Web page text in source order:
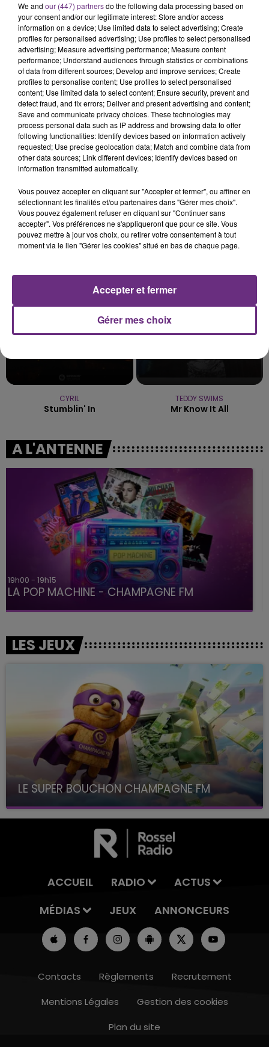
15h00 - 19h00
LA CENTRALE NUCLÉAIRE DE CHOOZ
TOUJOURS À L'ARRÊT
Cela fait déjà une semaine que la centrale
nucléaire ardennaise est à l'arrêt. Une situation
justifiée par la sécheresse intense qui est toujours
présente.
TITRES DIFFUSÉS
11h42
11h42
CARLY RAE JEPSEN
Call Me Maybe
11h39
11h39
ZAHO & MC SOLAAR
Comme Caroline
11h36
11h36
CYRIL
Stumblin' In
11h33
11h33
TEDDY SWIMS
Mr Know It All
A L'ANTENNE
19h15 - 20h00
LA RADIO POP
LES JEUX
LE SUPER BOUCHON CHAMPAGNE FM
avec La Famille Champagne FM, à 8H10
ACCUEIL RADIO
ACTUS
MÉDIAS
JEUX ANNONCEURS
Contacts Règlements
Recrutement
Mentions Légales
Gestion des cookies
Plan du site
We and our (447) partnersdo the following data processing based on
your consent and/or our legitimate interest: Store and/or access
information on a device; Use limited data to select advertising; Create
profiles for personalised advertising; Use profiles to select personalised
advertising; Measure advertising performance; Measure content
performance; Understand audiences through statistics or combinations
of data from different sources; Develop and improve services; Create
profiles to personalise content; Use profiles to select personalised
content; Use limited data to select content; Ensure security, prevent and
detect fraud, and fix errors; Deliver and present advertising and content;
Save and communicate privacy choices. These technologies may
process personal data such as IP address and browsing data to offer
following functionalities: Identify devices based on information actively
requested; Use precise geolocation data; Match and combine data from
other data sources; Link different devices; Identify devices based on
information transmitted automatically.
Vous pouvez accepter en cliquant sur "Accepter et fermer", ou affiner en
sélectionnant les finalités et/ou partenaires dans "Gérer mes choix".
Vous pouvez également refuser en cliquant sur "Continuer sans
accepter". Vos préférences ne s'appliqueront que pour ce site. Vous
pouvez mettre à jour vos choix, ou retirer votre consentement à tout
moment via le lien "Gérer les cookies" situé en bas de chaque page.
Gérer mes choix
Accepter et fermer